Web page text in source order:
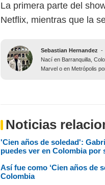
La primera parte del
Netflix, mientras que la
Sebastian Hernandez -
Nací en Barranquilla,
Marvel o en Metrópolis
Noticias
'Cien años de soledad':
puedes ver en Colombia por
Así fue como ‘Cien años de
Colombia